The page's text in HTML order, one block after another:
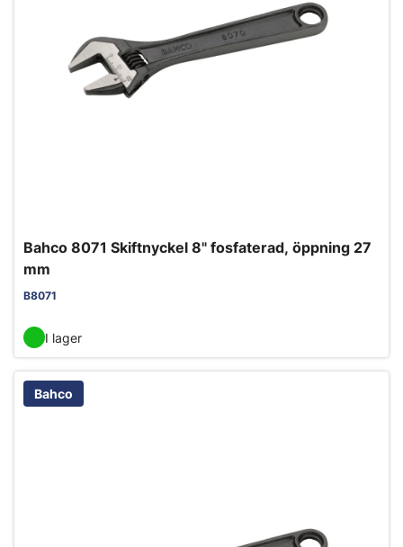
Bahco 8071 Skiftnyckel 8" fosfaterad, öppning 27
mm
B8071
I lager
Bahco